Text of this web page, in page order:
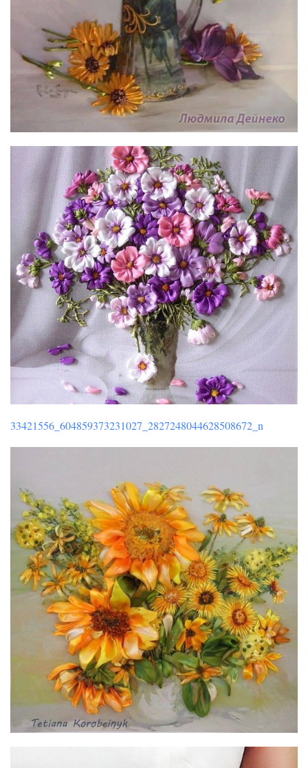
33421556_604859373231027_2827248044628508672_n